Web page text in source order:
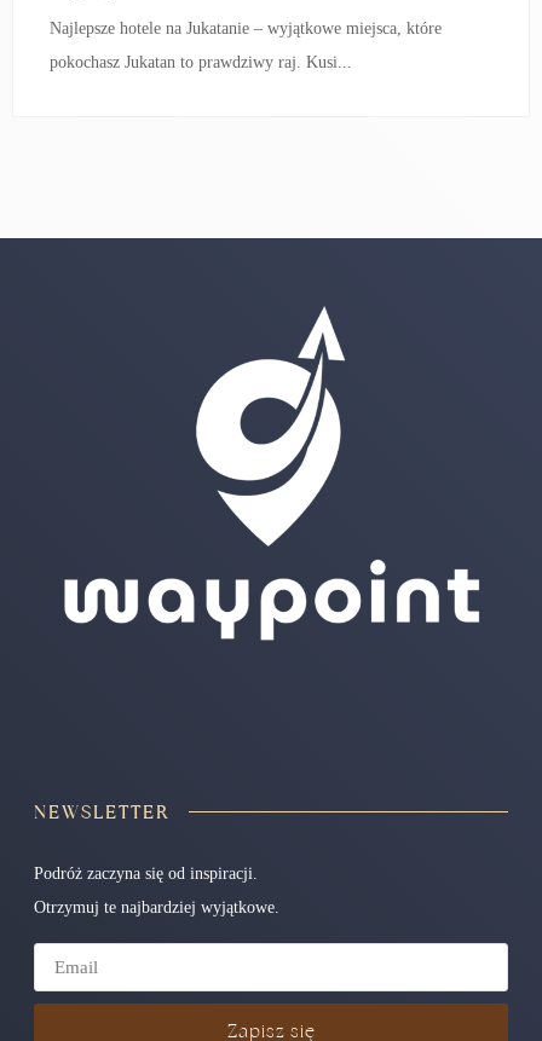
Najlepsze hotele na Jukatanie – wyjątkowe miejsca, które
pokochasz Jukatan to prawdziwy raj. Kusi...
NEWSLETTER
Podróż zaczyna się od inspiracji.
Otrzymuj te najbardziej wyjątkowe.
Zapisz się